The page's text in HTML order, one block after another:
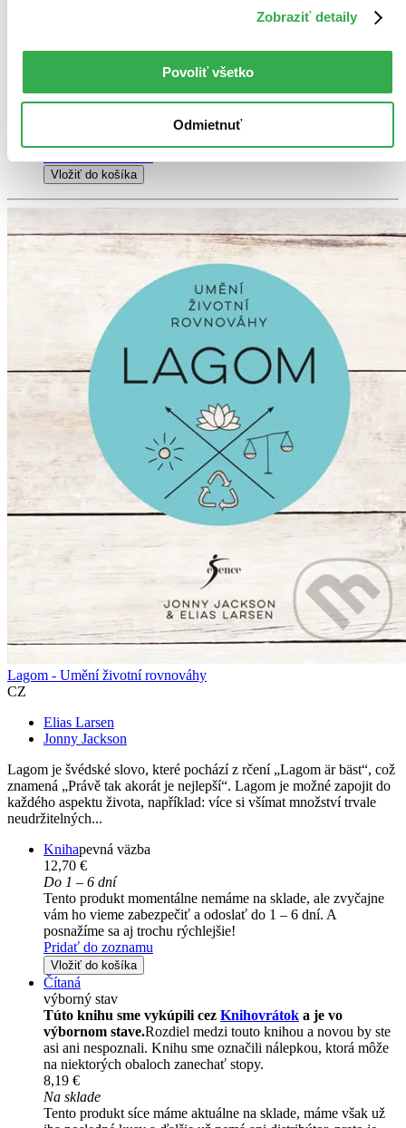
Zobraziť detaily
Povoliť všetko
Odmietnuť
Na sklade 1 ks
Túto knihu máme síce aktuálne na sklade, máme však už iba
posledné kusy. Ak ju chcete mať rýchlo, ponáhľajte sa!
Vložiť do košíka
Lagom - Umění životní rovnováhy
CZ
Elias Larsen
Jonny Jackson
Lagom je švédské slovo, které pochází z rčení „Lagom är bäst“, což
znamená „Právě tak akorát je nejlepší“. Lagom je možné zapojit do
každého aspektu života, například: více si všímat množství trvale
neudržitelných...
Knihapevná väzba
12,70 €
Do 1 – 6 dní
Tento produkt momentálne nemáme na sklade, ale zvyčajne
vám ho vieme zabezpečiť a odoslať do 1 – 6 dní. A
posnažíme sa aj trochu rýchlejšie!
Pridať do zoznamu
Vložiť do košíka
Čítaná
výborný stav
Túto knihu sme vykúpili cez Knihovrátok a je vo
výbornom stave.Rozdiel medzi touto knihou a novou by ste
asi ani nespoznali. Knihu sme označili nálepkou, ktorá môže
na niektorých obaloch zanechať stopy.
8,19 €
Na sklade
Tento produkt síce máme aktuálne na sklade, máme však už